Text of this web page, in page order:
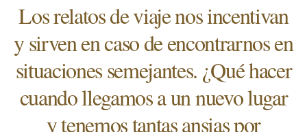
Los relatos de viaje nos incentivan
y sirven en caso de encontrarnos en
situaciones semejantes. ¿Qué hacer
cuando llegamos a un nuevo lugar
y tenemos tantas ansias por